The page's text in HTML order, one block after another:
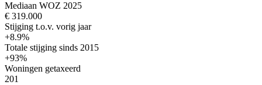
Mediaan WOZ 2025
€ 319.000
Stijging t.o.v. vorig jaar
+8.9%
Totale stijging sinds 2015
+93%
Woningen getaxeerd
201